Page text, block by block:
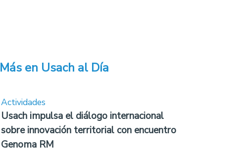
Más en Usach al Día
Actividades
Usach impulsa el diálogo internacional
sobre innovación territorial con encuentro
Genoma RM